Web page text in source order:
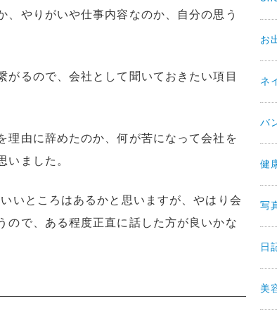
やりがいや仕事内容なのか、自分の思う
がるので、会社として聞いておきたい項目
理由に辞めたのか、何が苦になって会社を
ました。
いところはあるかと思いますが、やはり会
ので、ある程度正直に話した方が良いかな
お
ネ
バ
健
写
日
美